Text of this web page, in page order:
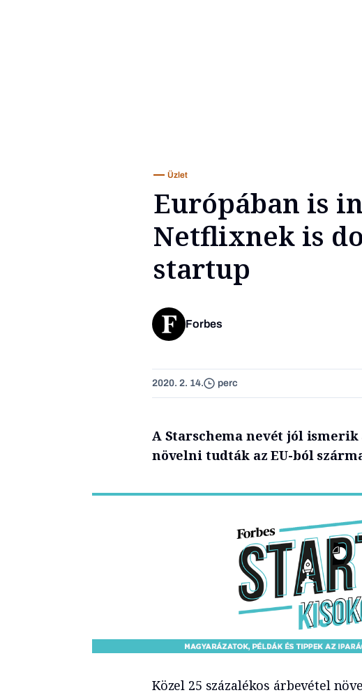
Üzlet
Európában is
Netflixnek is
startup
Forbes
2020. 2. 14. perc
A Starschema nevét jól
növelni tudták az EU-ból
Közel 25 százalékos árbevétel